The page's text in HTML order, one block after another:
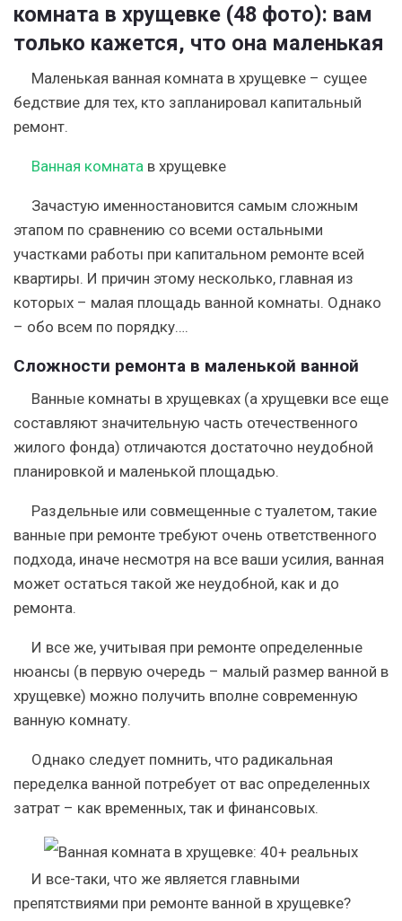
комната в хрущевке (48 фото): вам
только кажется, что она маленькая
Маленькая ванная комната в хрущевке – сущее
бедствие для тех, кто запланировал капитальный
ремонт.
Ванная комната в хрущевке
Зачастую именностановится самым сложным
этапом по сравнению со всеми остальными
участками работы при капитальном ремонте всей
квартиры. И причин этому несколько, главная из
которых – малая площадь ванной комнаты. Однако
– обо всем по порядку….
Сложности ремонта в маленькой ванной
Ванные комнаты в хрущевках (а хрущевки все еще
составляют значительную часть отечественного
жилого фонда) отличаются достаточно неудобной
планировкой и маленькой площадью.
Раздельные или совмещенные с туалетом, такие
ванные при ремонте требуют очень ответственного
подхода, иначе несмотря на все ваши усилия, ванная
может остаться такой же неудобной, как и до
ремонта.
И все же, учитывая при ремонте определенные
нюансы (в первую очередь – малый размер ванной в
хрущевке) можно получить вполне современную
ванную комнату.
Однако следует помнить, что радикальная
переделка ванной потребует от вас определенных
затрат – как временных, так и финансовых.
И все-таки, что же является главными
препятствиями при ремонте ванной в хрущевке?